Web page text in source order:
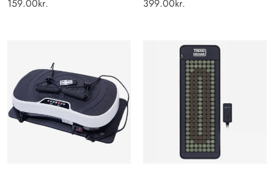
159.00kr. 399.00kr.